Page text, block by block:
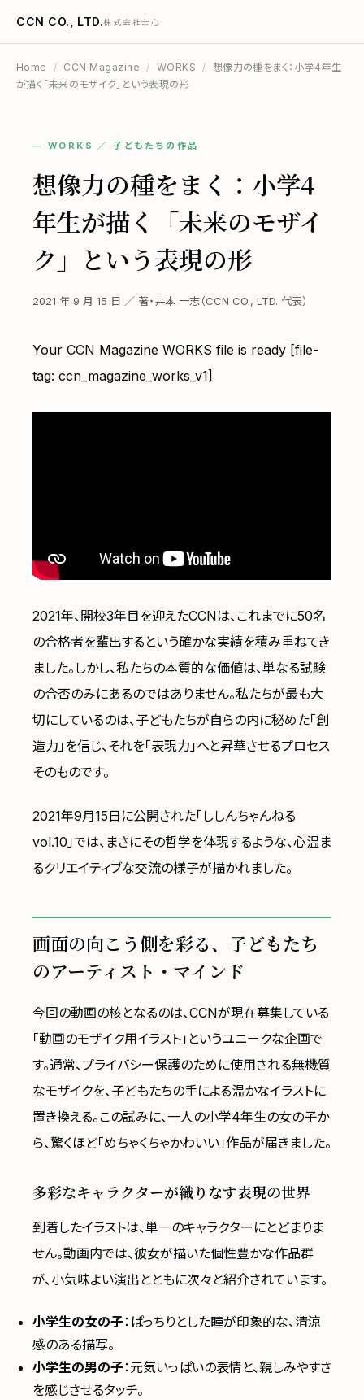
CCN CO., LTD.株式会社士心
Home / CCN Magazine / WORKS / 想像力の種をまく：小学4年生
が描く「未来のモザイク」という表現の形
— WORKS ／ 子どもたちの作品
想像力の種をまく：小学4
年生が描く「未来のモザイ
ク」という表現の形
2021 年 9 月 15 日 ／ 著・井本 一志（CCN CO., LTD. 代表）
Your CCN Magazine WORKS file is ready [file-
tag: ccn_magazine_works_v1]
2021年、開校3年目を迎えたCCNは、これまでに50名
の合格者を輩出するという確かな実績を積み重ねてき
ました。しかし、私たちの本質的な価値は、単なる試験
の合否のみにあるのではありません。私たちが最も大
切にしているのは、子どもたちが自らの内に秘めた「創
造力」を信じ、それを「表現力」へと昇華させるプロセス
そのものです。
2021年9月15日に公開された「ししんちゃんねる
vol.10」では、まさにその哲学を体現するような、心温ま
るクリエイティブな交流の様子が描かれました。
画面の向こう側を彩る、子どもたち
のアーティスト・マインド
今回の動画の核となるのは、CCNが現在募集している
「動画のモザイク用イラスト」というユニークな企画で
す。通常、プライバシー保護のために使用される無機質
なモザイクを、子どもたちの手による温かなイラストに
置き換える。この試みに、一人の小学4年生の女の子か
ら、驚くほど「めちゃくちゃかわいい」作品が届きました。
多彩なキャラクターが織りなす表現の世界
到着したイラストは、単一のキャラクターにとどまりま
せん。動画内では、彼女が描いた個性豊かな作品群
が、小気味よい演出とともに次々と紹介されています。
小学生の女の子：ぱっちりとした瞳が印象的な、清涼
感のある描写。
小学生の男の子：元気いっぱいの表情と、親しみやすさ
を感じさせるタッチ。